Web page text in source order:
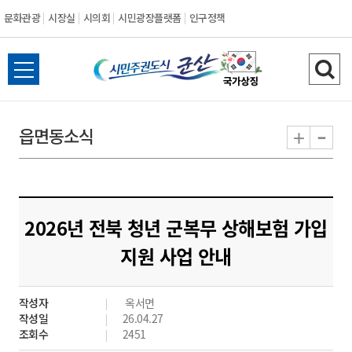
문화관광 시장실 시의회 시민광장플랫폼 인구정책
시
민
도
시
군
산
전
체
뉴
열
검
색
기
읍면동소식 + -
2026년 전북 청년 군복무 상해보험 가입
지원 사업 안내
작성자
옥서면
작성일
26.04.27
조회수
2451